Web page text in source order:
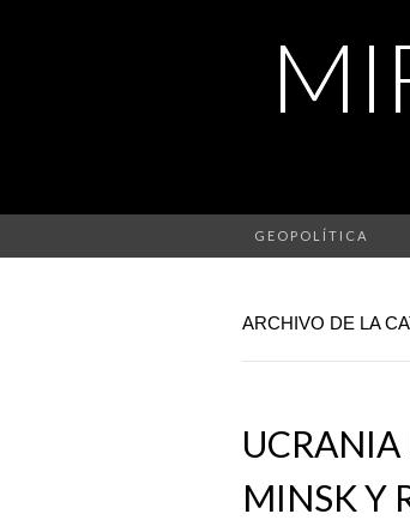
GEOPOLÍTICA
ARCHIVO DE LA
UCRANIA
MINSK Y